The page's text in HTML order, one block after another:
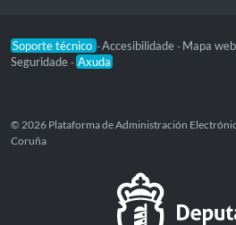
Soporte técnico -Accesibilidade - Mapa web
Seguridade - Axuda
© 2026 Plataforma de Administración
Coruña